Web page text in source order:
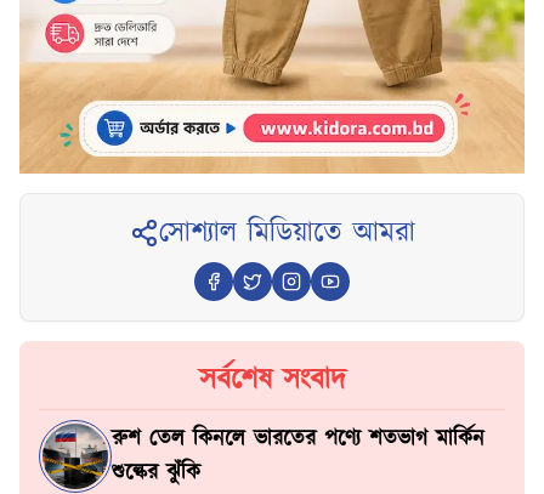
সোশ্যাল মিডিয়াতে আমরা
সর্বশেষ সংবাদ
রুশ তেল কিনলে ভারতের পণ্যে শতভাগ মার্কিন
শুল্কের ঝুঁকি